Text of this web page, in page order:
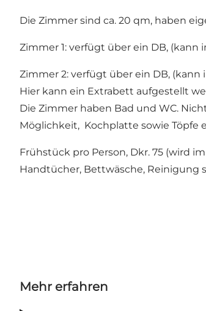
Die Zimmer sind ca. 20 qm, haben
Zimmer 1: verfügt über ein DB, (kann
Zimmer 2: verfügt über ein DB, (kann
Hier kann ein Extrabett aufgestellt
Die Zimmer haben Bad und WC.
Möglichkeit, Kochplatte sowie Töpfe
Frühstück pro Person, Dkr. 75 (wird
Handtücher, Bettwäsche, Reinigung
Mehr erfahren